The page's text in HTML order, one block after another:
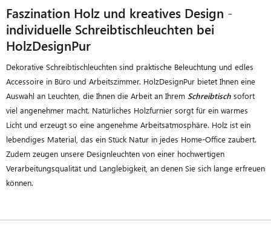
Faszination Holz und kreatives Design -
individuelle Schreibtischleuchten bei
HolzDesignPur
Dekorative Schreibtischleuchten sind praktische Beleuchtung und edles
Accessoire in Büro und Arbeitszimmer. HolzDesignPur bietet Ihnen eine
Auswahl an Leuchten, die Ihnen die Arbeit an Ihrem Schreibtisch sofort
viel angenehmer macht. Natürliches Holzfurnier sorgt für ein warmes
Licht und erzeugt so eine angenehme Arbeitsatmosphäre. Holz ist ein
lebendiges Material, das ein Stück Natur in jedes Home-Office zaubert.
Zudem zeugen unsere Designleuchten von einer hochwertigen
Verarbeitungsqualität und Langlebigkeit, an denen Sie sich lange erfreuen
können.